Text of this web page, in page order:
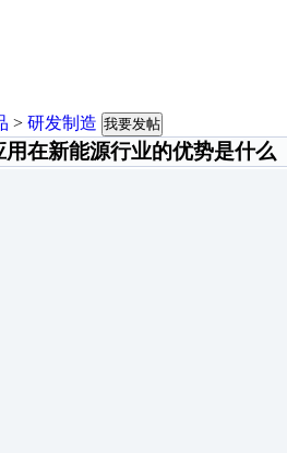
> 研发制造 我要发帖
在新能源行业的优势是什么